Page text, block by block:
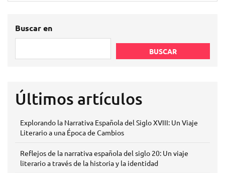
Buscar en
BUSCAR
Últimos artículos
Explorando la Narrativa Española del Siglo XVIII: Un Viaje
Literario a una Época de Cambios
Reflejos de la narrativa española del siglo 20: Un viaje
literario a través de la historia y la identidad